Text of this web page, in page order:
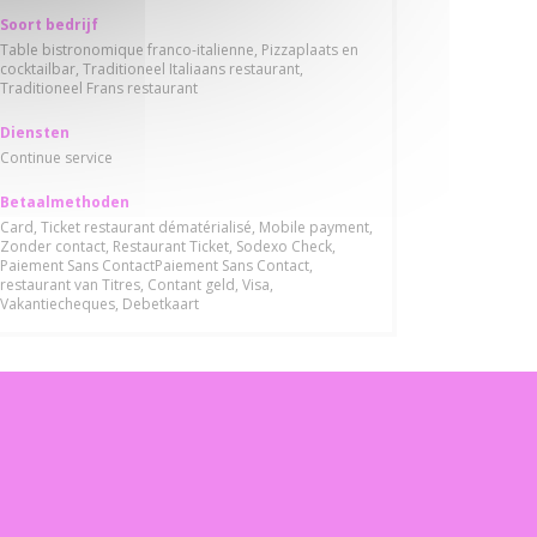
Soort bedrijf
Table bistronomique franco-italienne, Pizzaplaats en
cocktailbar, Traditioneel Italiaans restaurant,
Traditioneel Frans restaurant
Diensten
Continue service
Betaalmethoden
Card, Ticket restaurant dématérialisé, Mobile payment,
Zonder contact, Restaurant Ticket, Sodexo Check,
Paiement Sans ContactPaiement Sans Contact,
restaurant van Titres, Contant geld, Visa,
Vakantiecheques, Debetkaart